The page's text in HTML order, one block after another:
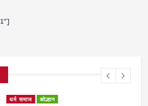
समाज कोल्हान